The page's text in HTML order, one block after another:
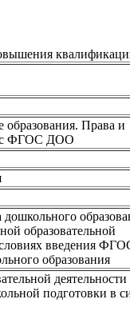
квалификации
образования. Права и
с ФГОС ДОО
образовательной
введения
образования
подготовки в